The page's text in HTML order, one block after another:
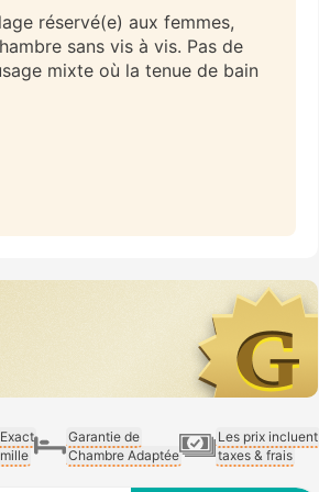
réservé(e) aux femmes,
sans vis à vis. Pas de
mixte où la tenue de bain
Garantie de
Chambre Adaptée
Les prix incluent
taxes & frais